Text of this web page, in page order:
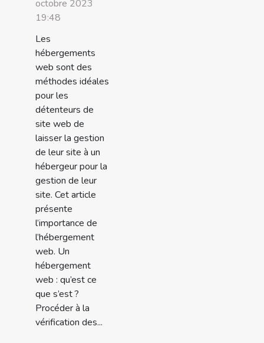
octobre 2023
19:48
Les
hébergements
web sont des
méthodes idéales
pour les
détenteurs de
site web de
laisser la gestion
de leur site à un
hébergeur pour la
gestion de leur
site. Cet article
présente
l’importance de
l’hébergement
web. Un
hébergement
web : qu’est ce
que s’est ?
Procéder à la
vérification des...